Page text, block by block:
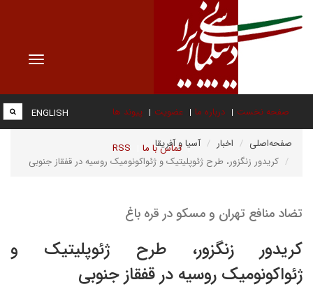
Toggle
صفحه نخست درباره ما عضویت پیوند ها
تماس با ما RSS
ENGLISH
صفحه‌اصلی اخبار
آسیا و آفریقا
کریدور زنگزور، طرح ژئوپلیتیک و ژئواکونومیک روسیه در قفقاز جنوبی
تضاد منافع تهران و مسکو در قره باغ
کریدور زنگزور، طرح ژئوپلیتیک و
ژئواکونومیک روسیه در قفقاز جنوبی